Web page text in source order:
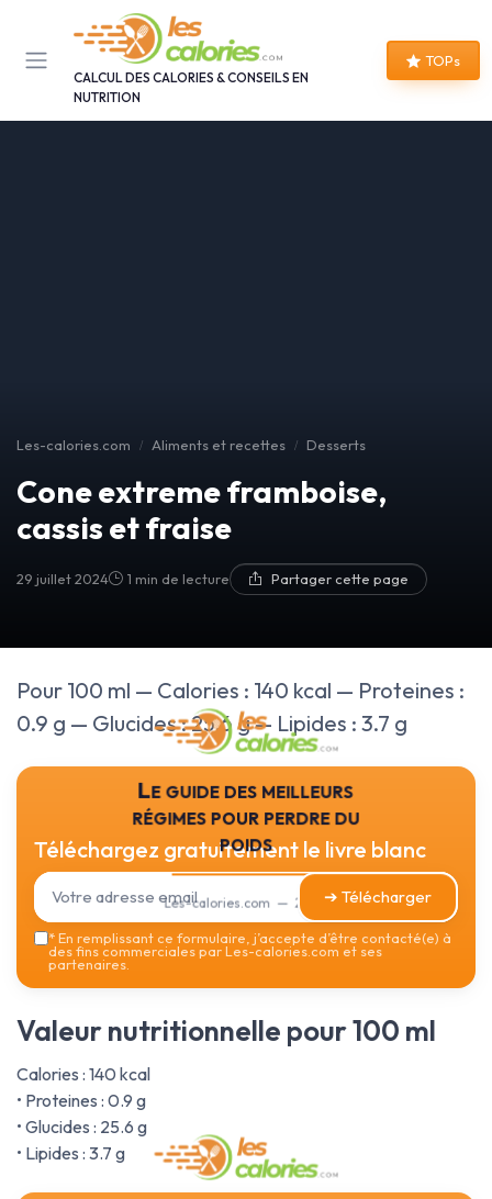
CALCUL DES CALORIES & CONSEILS EN
NUTRITION
TOPs
Les-calories.com Aliments et recettes Desserts
Cone extreme framboise,
cassis et fraise
29 juillet 2024 1 min de lecture Partager cette page
Pour 100 ml — Calories : 140 kcal — Proteines :
0.9 g — Glucides : 25.6 g — Lipides : 3.7 g
Le guide des meilleurs
régimes pour perdre du
poids
Les-calories.com — 2026
Téléchargez gratuitement le livre blanc
➔ Télécharger
*En remplissant ce formulaire, j’accepte d’être contacté(e) à
des fins commerciales par Les-calories.com et ses
partenaires.
Valeur nutritionnelle pour 100 ml
Calories : 140 kcal
• Proteines : 0.9 g
• Glucides : 25.6 g
• Lipides : 3.7 g
Panneau de gestion des cookies